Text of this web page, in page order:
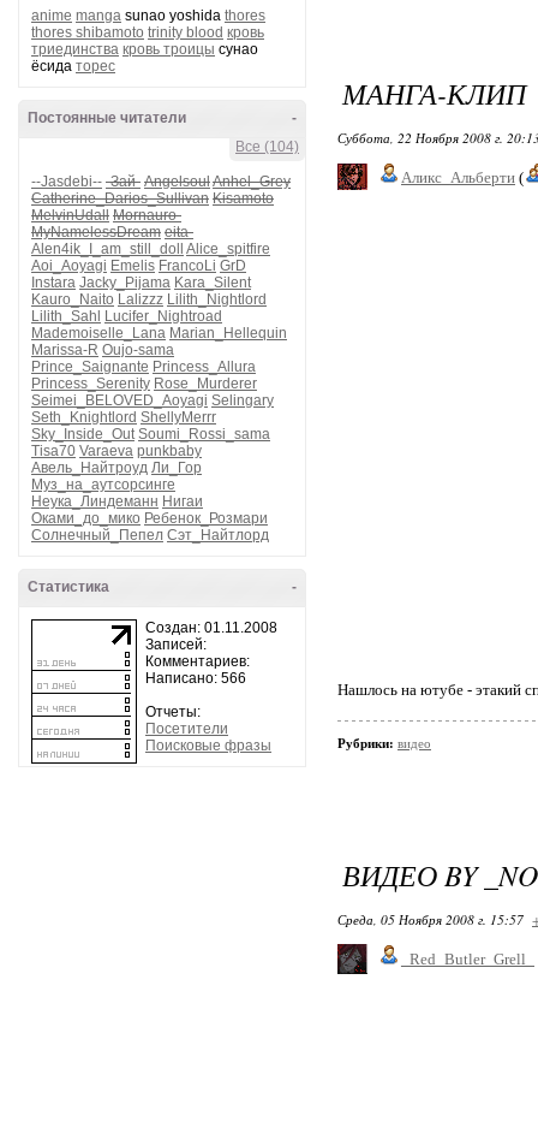
anime manga sunao yoshida thores
thores shibamoto trinity blood кровь
триединства кровь троицы сунао
ёсида торес
-
Постоянные читатели
Все (104)
--Jasdebi-- -Зай- AngelsoulAnhel_Grey
Catherine_Darios_Sullivan Kisamoto
MelvinUdall Mornauro-
MyNamelessDream eita-
Alen4ik_I_am_still_doll
Alice_spitfire
Aoi_Aoyagi Emelis FrancoLi GrD
Instara Jacky_Pijama Kara_Silent
Kauro_Naito Lalizzz Lilith_Nightlord
Lilith_Sahl
Lucifer_Nightroad
Mademoiselle_Lana Marian_Hellequin
Marissa-R Oujo-sama
Prince_Saignante Princess_Allura
Princess_Serenity Rose_Murderer
Seimei_BELOVED_Aoyagi Selingary
Seth_Knightlord ShellyMerrr
Sky_Inside_Out Soumi_Rossi_sama
Tisa70 Varaeva punkbaby
Авель_Найтроуд Ли_Гор
Муз_на_аутсорсинге
Неука_Линдеманн Нигаи
Оками_до_мико Ребенок_Розмари
Солнечный_Пепел Сэт_Найтлорд
-
Статистика
Создан: 01.11.2008
Записей:
Комментариев:
Написано: 566
Отчеты:
Посетители
Поисковые фразы
МАНГА-КЛИП
Суббота, 22 Ноября 2008 г.
Аликс_Альберти (
Нашлось на ютубе - этакий
Рубрики: видео
ВИДЕО BY
Среда, 05 Ноября 2008 г. 15:57
_Red_Butler_Grell_